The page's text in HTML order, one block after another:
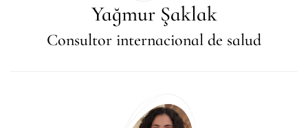
Yağmur Şaklak
Consultor internacional de salud